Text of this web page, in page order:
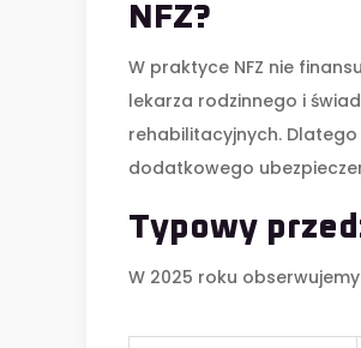
NFZ?
W praktyce NFZ nie
lekarza rodzinnego i
rehabilitacyjnych. Dlatego
dodatkowego
Typowy
W 2025 roku